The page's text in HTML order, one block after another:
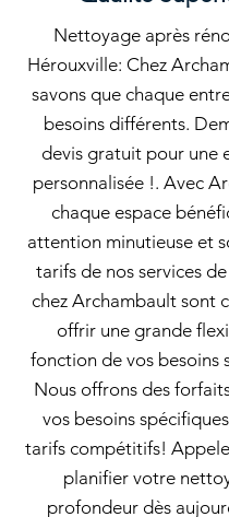
Nettoyage après
Hérouxville: Chez
savons que chaque
besoins différents.
devis gratuit pour une
personnalisée !. Avec
chaque espace
attention minutieuse et
tarifs de nos services
chez Archambault sont
offrir une grande
fonction de vos besoins
Nous offrons des
vos besoins
tarifs compétitifs!
planifier votre
profondeur dès